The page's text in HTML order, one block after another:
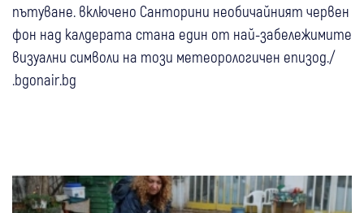
пътуване. включено Санторини необичайният червен
фон над калдерата стана един от най-забележимите
визуални символи на този метеорологичен епизод./
.bgonair.bg